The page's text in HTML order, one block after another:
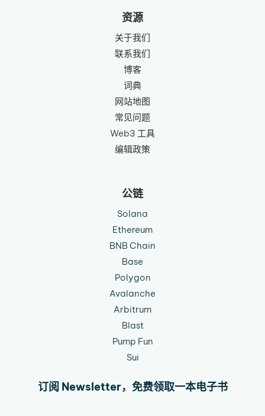
资源
关于我们
联系我们
博客
词典
网站地图
常见问题
Web3 工具
编辑政策
公链
Solana
Ethereum
BNB Chain
Base
Polygon
Avalanche
Arbitrum
Blast
Pump Fun
Sui
订阅 Newsletter，免费领取一本电子书